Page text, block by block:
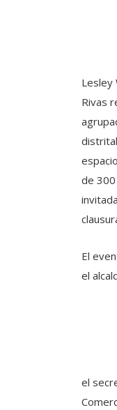
Lesley
Rivas
de
El
el
el